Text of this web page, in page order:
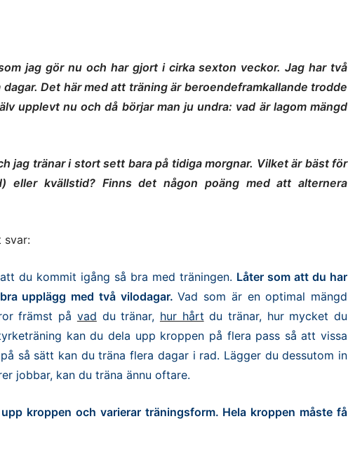
jag gör nu och har gjort i cirka sexton veckor. Jag har två
Det här med att träning är beroendeframkallande trodde
upplevt nu och då börjar man ju undra: vad är lagom mängd
jag tränar i stort sett bara på tidiga morgnar. Vilket är bäst för
eller kvällstid? Finns det någon poäng med att alternera
svar:
du kommit igång så bra med träningen. Låter som att du har
upplägg med två vilodagar.Vad som är en optimal mängd
främst på vad du tränar, hur hårt du tränar, hur mycket du
kan du dela upp kroppen på flera pass så att vissa
så sätt kan du träna flera dagar i rad. Lägger du dessutom in
jobbar, kan du träna ännu oftare.
kroppen och varierar träningsform. Hela kroppen måste få